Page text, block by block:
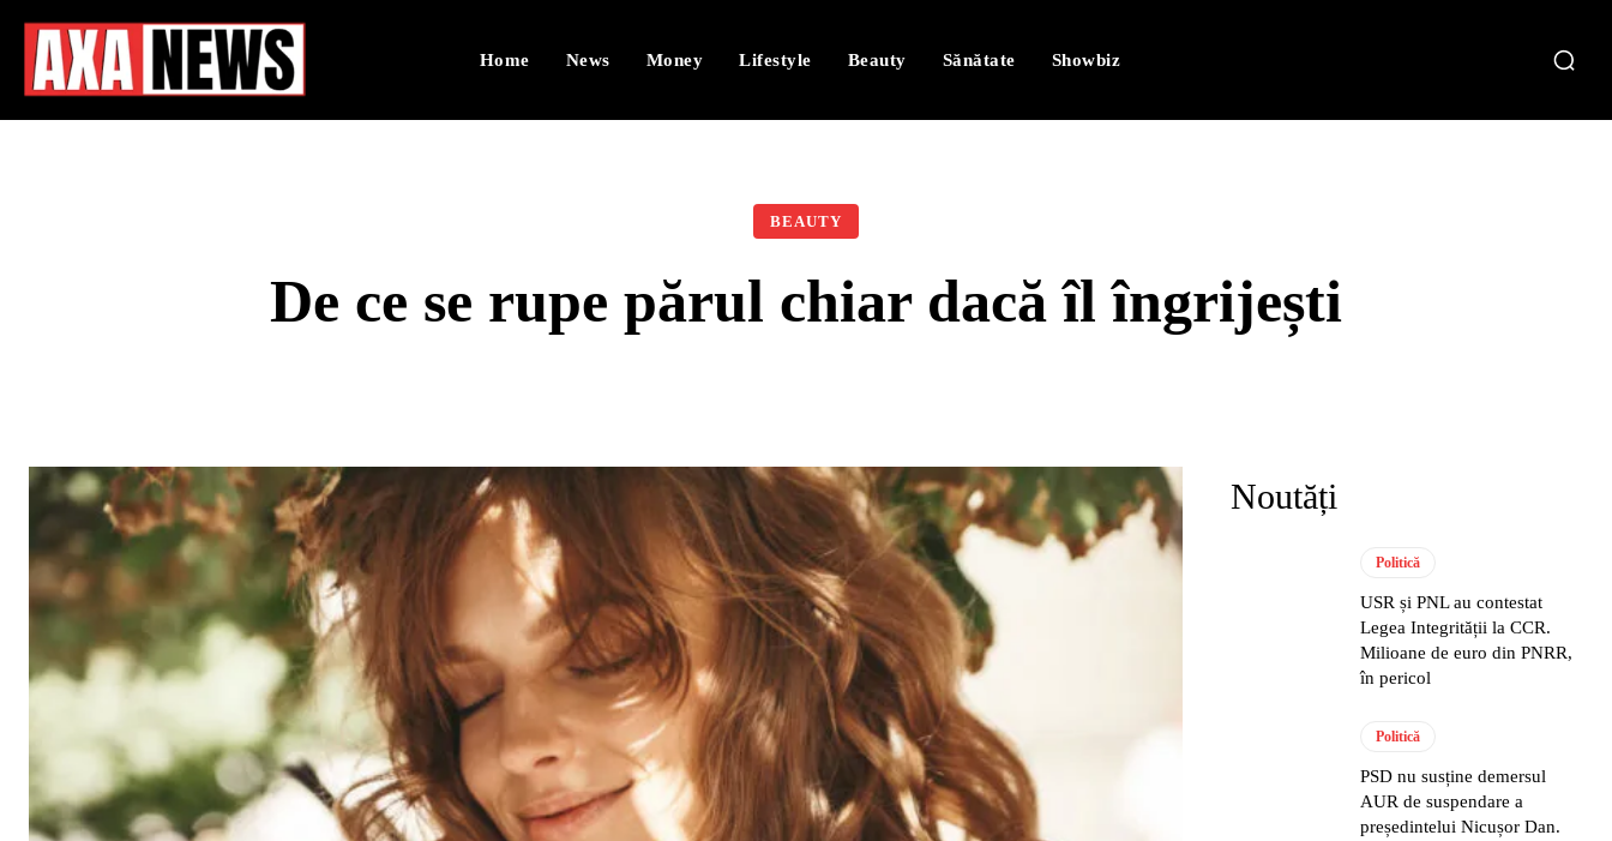
Home News Money Lifestyle Beauty Sănătate Showbiz
BEAUTY
De ce se rupe părul chiar dacă îl îngrijești
Noutăți
Politică
USR și PNL au contestat
Legea Integrității la CCR.
Milioane de euro din PNRR,
în pericol
Politică
PSD nu susține demersul
AUR de suspendare a
președintelui Nicușor Dan.